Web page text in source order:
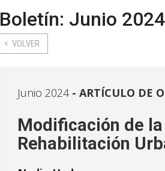
Boletín: Junio 2024
VOLVER
Junio 2024 ARTÍCULO DE
Modificación de
Rehabilitación